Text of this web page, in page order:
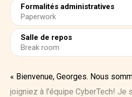
Formalités administratives
Paperwork
Salle de repos
Break room
« Bienvenue, Georges. Nous
joigniez à l’équipe CyberTech! Je